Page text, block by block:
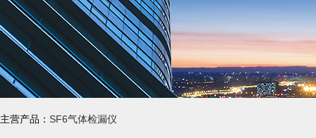
主营产品： SF6气体检漏仪